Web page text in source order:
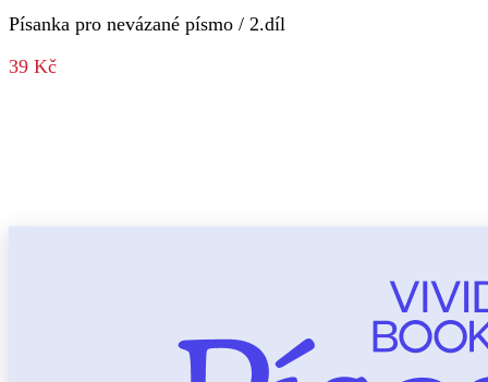
Písanka pro nevázané písmo / 2.díl
39 Kč